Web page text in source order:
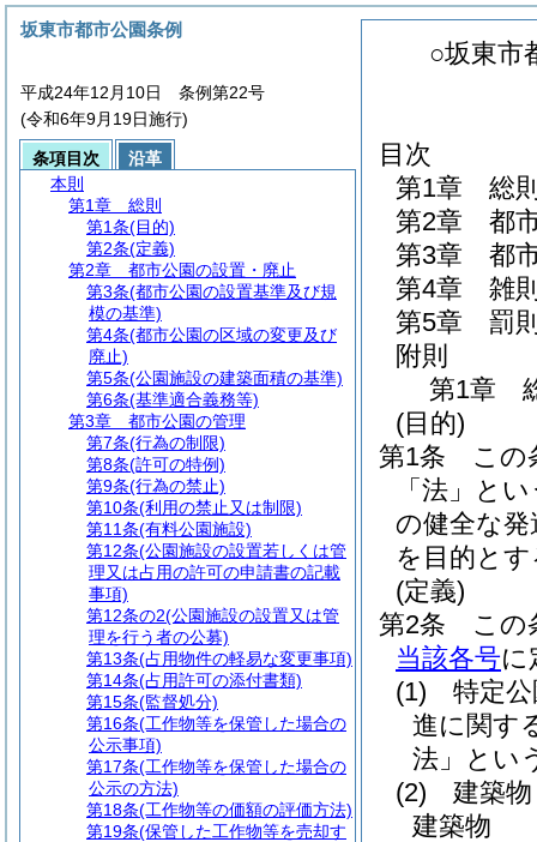
○坂東市
目次
第1章
総
第2章
都
第3章
都
第4章
雑
第5章
罰
附則
第1章
(目的)
第1条
この
「法」と
の健全な
を目的と
(定義)
第2条
この
当該各号に
(1)
特定
進に関す
法」とい
(2)
建築
建築物
坂東市都市公園条例
平成24年12月10日 条例第22号
(令和6年9月19日施行)
条項目次
沿革
本則
第1章
総則
第1条(目的)
第2条(定義)
第2章
都市公園の設置・廃止
第3条(都市公園の設置基準及び規
模の基準)
第4条(都市公園の区域の変更及び
廃止)
第5条(公園施設の建築面積の基準)
第6条(基準適合義務等)
第3章
都市公園の管理
第7条(行為の制限)
第8条(許可の特例)
第9条(行為の禁止)
第10条(利用の禁止又は制限)
第11条(有料公園施設)
第12条(公園施設の設置若しくは管
理又は占用の許可の申請書の記載
事項)
第12条の2(公園施設の設置又は管
理を行う者の公募)
第13条(占用物件の軽易な変更事項)
第14条(占用許可の添付書類)
第15条(監督処分)
第16条(工作物等を保管した場合の
公示事項)
第17条(工作物等を保管した場合の
公示の方法)
第18条(工作物等の価額の評価方法)
第19条(保管した工作物等を売却す